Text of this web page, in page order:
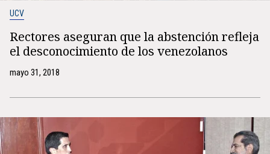
UCV
Rectores aseguran que la abstención refleja
el desconocimiento de los venezolanos
mayo 31, 2018